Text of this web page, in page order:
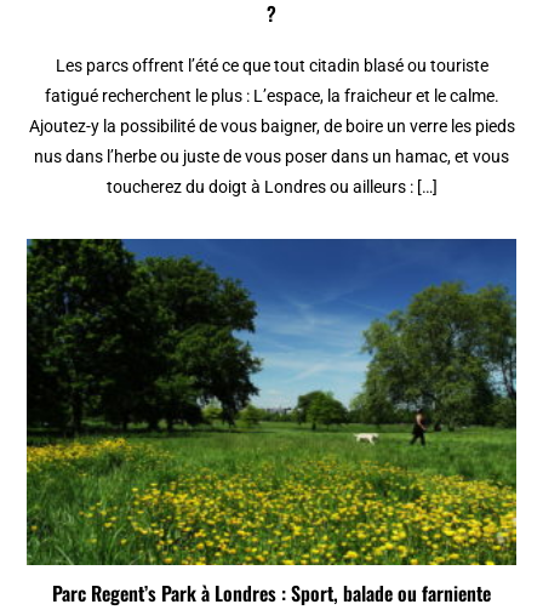
?
Les parcs offrent l’été ce que tout citadin blasé ou touriste
fatigué recherchent le plus : L’espace, la fraicheur et le calme.
Ajoutez-y la possibilité de vous baigner, de boire un verre les pieds
nus dans l’herbe ou juste de vous poser dans un hamac, et vous
toucherez du doigt à Londres ou ailleurs : […]
Parc Regent’s Park à Londres : Sport, balade ou farniente